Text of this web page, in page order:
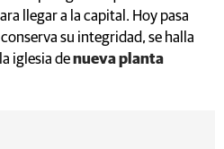
llegar a la capital. Hoy pasa
su integridad, se halla
iglesia denueva planta